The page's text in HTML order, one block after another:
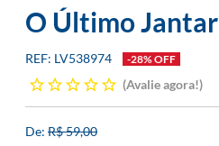
O Último Jantar
LV538974 -28% OFF
Avalie agora!
R$ 59,00